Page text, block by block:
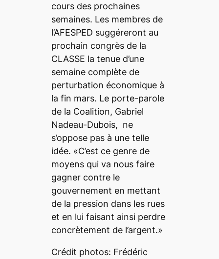
cours des prochaines
semaines. Les membres de
l’AFESPED suggéreront au
prochain congrès de la
CLASSE la tenue d’une
semaine complète de
perturbation économique à
la fin mars. Le porte-parole
de la Coalition, Gabriel
Nadeau-Dubois, ne
s’oppose pas à une telle
idée. «C’est ce genre de
moyens qui va nous faire
gagner contre le
gouvernement en mettant
de la pression dans les rues
et en lui faisant ainsi perdre
concrètement de l’argent.»
Crédit photos: Frédéric